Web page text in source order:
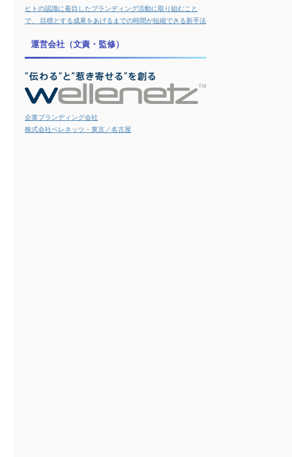
ヒトの認識に着目したブランディング活動に取り組むこと
で、 目標とする成果をあげるまでの時間が短縮できる新手法
運営会社（文責・監修）
企業ブランディング会社
株式会社ベレネッツ・東京／名古屋